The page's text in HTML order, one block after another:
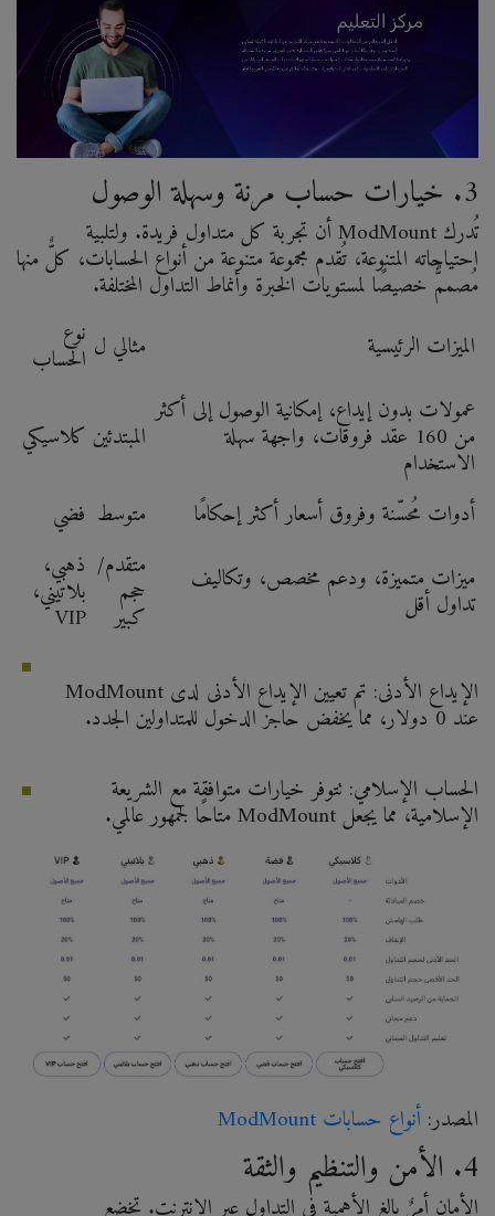
3. خيارات حساب مرنة وسهلة الوصول
تُدرك ModMount أن تجربة كل متداول فريدة. ولتلبية
احتياجاته المتنوعة، تُقدم مجموعة متنوعة من أنواع الحسابات، كلٌّ منها
مُصممٌّ خصيصًا لمستويات الخبرة وأنماط التداول المختلفة.
نوع
الحساب مثالي ل الميزات الرئيسية
كلاسيكي المبتدئين
عمولات بدون إيداع، إمكانية الوصول إلى أكثر
من 160 عقد فروقات، واجهة سهلة
الاستخدام
فضي متوسط
أدوات مُحسّنة وفروق أسعار أكثر إحكامًا
ذهبي،
بلاتيني،
VIP
متقدم/
حجم
كبير
ميزات متميزة، ودعم مخصص، وتكاليف
تداول أقل
الإيداع الأدنى: تم تعيين الإيداع الأدنى لدى ModMount
عند 0 دولار، مما يخفض حاجز الدخول للمتداولين الجدد.
الحساب الإسلامي: تتوفر خيارات متوافقة مع الشريعة
الإسلامية، مما يجعل ModMount متاحًا لجمهور عالمي.
المصدر: أنواع حسابات ModMount
4. الأمن والتنظيم والثقة